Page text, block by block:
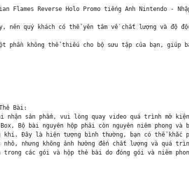
Flames Reverse Holo Promo tiếng Anh Nintendo -
nên quý khách có thể yên tâm về chất lượng và
phần không thể thiếu cho bộ sưu tập của bạn,
Bài:
nhận sản phẩm, vui lòng quay video quá trình mở
Bộ bài nguyên hộp phải còn nguyên niêm phong
Đây là hiện tượng bình thường, bạn có thể khắc
nhưng không ảnh hưởng đến chất lượng và quá
trong các gói và hộp thẻ bài do đóng gói và